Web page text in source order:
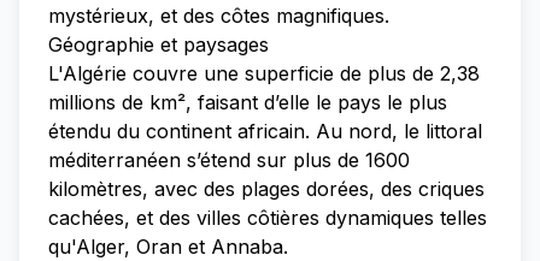
mystérieux, et des côtes magnifiques.
Géographie et paysages
L'Algérie couvre une superficie de plus de 2,38
millions de km², faisant d’elle le pays le plus
étendu du continent africain. Au nord, le littoral
méditerranéen s’étend sur plus de 1600
kilomètres, avec des plages dorées, des criques
cachées, et des villes côtières dynamiques telles
qu'Alger, Oran et Annaba.